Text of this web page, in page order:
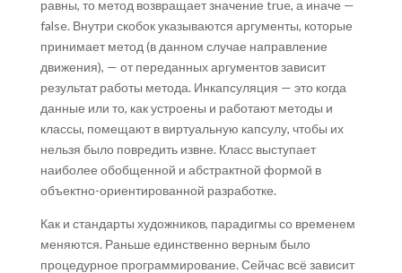
равны, то метод возвращает значение true, а иначе —
false. Внутри скобок указываются аргументы, которые
принимает метод (в данном случае направление
движения), — от переданных аргументов зависит
результат работы метода. Инкапсуляция — это когда
данные или то, как устроены и работают методы и
классы, помещают в виртуальную капсулу, чтобы их
нельзя было повредить извне. Класс выступает
наиболее обобщенной и абстрактной формой в
объектно-ориентированной разработке.
Как и стандарты художников, парадигмы со временем
меняются. Раньше единственно верным было
процедурное программирование. Сейчас всё зависит